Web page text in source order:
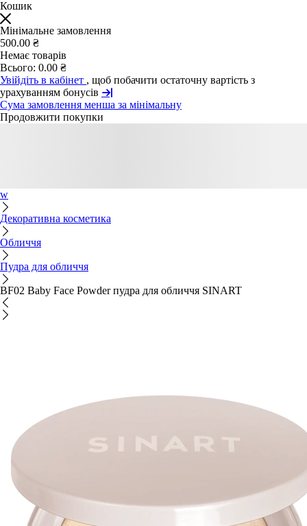
Кошик
Мінімальне замовлення
500.00 ₴
Немає товарів
Всього: 0.00 ₴
Увійдіть в кабінет , щоб побачити остаточну вартість з
урахуванням бонусів
Сума замовлення менша за мінімальну
Продовжити покупки
w
Декоративна косметика
Обличчя
Пудра для обличчя
BF02 Baby Face Powder пудра для обличчя SINART